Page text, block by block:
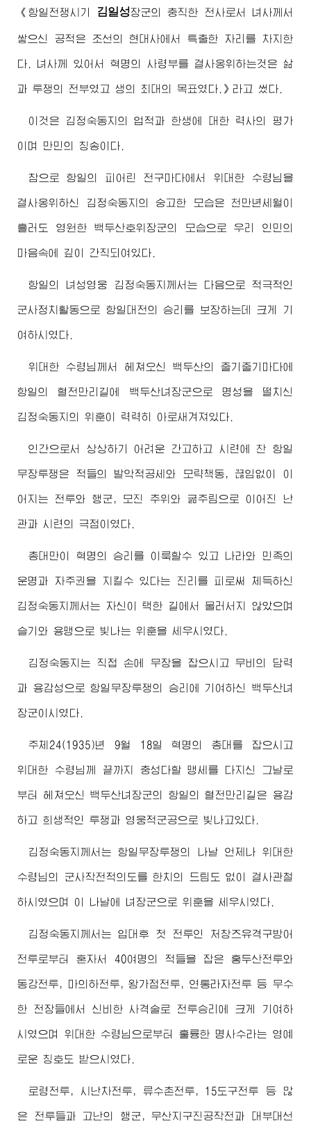
《항일전쟁시기 김일성장군의 충직한 전사로서 녀사께서
쌓으신 공적은 조선의 현대사에서 특출한 자리를 차지한
다. 녀사께 있어서 혁명의 사령부를 결사옹위하는것은 삶
과 투쟁의 전부였고 생의 최대의 목표였다.》라고 썼다.
이것은 김정숙동지 의 업적과 한생에 대한 력사의 평가
이며 만민의 칭송이다.
참으로 항일의 피어린 전구마다에서 위대한 수령님을
결사옹위하신 김정숙동지 의 숭고한 모습은 천만년세월이
흘러도 영원한 백두산호위장군의 모습으로 우리 인민의
마음속에 깊이 간직되여있다.
항일의 녀성영웅 김정숙동지 께서는 다음으로 적극적인
군사정치활동으로 항일대전의 승리를 보장하는데 크게 기
여하시였다.
위대한 수령님께서 헤쳐오신 백두산의 줄기줄기마다에
항일의 혈전만리길에 백두산녀 장군으로 명성을 떨치신
김정숙동지 의 위훈이 력력히 아로새겨져있다.
인간으로서 상상하기 어려운 간고하고 시련에 찬 항일
무장투쟁은 적들의 발악적공세와 모략책동, 끊임없이 이
어지는 전투와 행군, 모진 추위와 굶주림으로 이어진 난
관과 시련의 극점이였다.
총대만이 혁명의 승리를 이룩할수 있고 나라와 민족의
운명과 자주권을 지킬수 있다는 진리를 피로써 체득하신
김정숙동지 께서는 자신이 택한 길에서 물러서지 않았으며
슬기와 용맹으로 빛나는 위훈을 세우시였다.
김정숙동지 는 직접 손에 무장을 잡으시고 무비의 담력
과 용감성으로 항일무장투쟁의 승리에 기여하신 백두산녀
장군이시였다.
주체24(1935)년 9월 18일 혁명의 총대를 잡으시고
위대한 수령님 께 끝까지 충성다할 맹세를 다지신 그날로
부터 헤쳐오신 백두산녀장군의 항일의 혈전만리길은 용감
하고 희생적인 투쟁과 영웅적군공으로 빛나고있다.
김정숙동지 께서는 항일무장투쟁의 나날 언제나 위대한
수령님 의 군사작전적의도를 한치의 드팀도 없이 결사관철
하시였으며 이 나날에 녀 장군으로 위훈을 세우시였다.
김정숙동지 께서는 입대후 첫 전투인 처창즈유격구방어
전투로부터 혼자서 40여명의 적들을 잡은 홍두산전투와
동강전투, 마의하전투, 왕가점전투, 연통라자전투 등 무수
한 전장들에서 신비한 사격술로 전투승리에 크게 기여하
시였으며 위대한 수령님 으로부터 훌륭한 명사수라는 영예
로운 칭호도 받으시였다.
로령전투, 시난차전투, 류수촌전투, 15도구전투 등 많
은 전투들과 고난의 행군, 무산지구진공작전과 대부대선